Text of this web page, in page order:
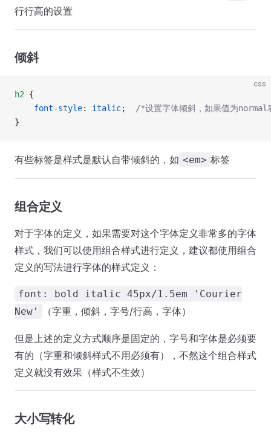
行行高的设置
倾斜
css
h2 {
    font-style
: italic;
/*设置字体倾斜，如果值为
}
有些标签是样式是默认自带倾斜的，如 <em> 标签
组合定义
对于字体的定义，如果需要对这个字体定义非常多的字体
样式，我们可以使用组合样式进行定义，建议都使用组合
定义的写法进行字体的样式定义：
font: bold italic 45px/1.5em 'Courier
New'
（字重，倾斜，字号/行高，字体）
但是上述的定义方式顺序是固定的，字号和字体是必须要
有的（字重和倾斜样式不用必须有），不然这个组合样式
定义就没有效果（样式不生效）
大小写转化